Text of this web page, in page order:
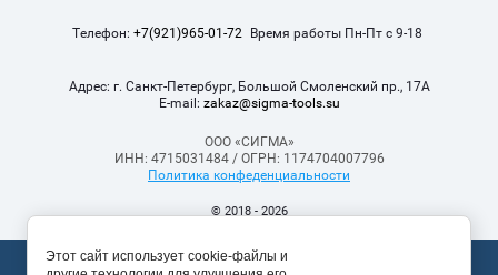
Телефон: +7(921)965-01-72 Время работы Пн-Пт с 9-18
Адрес: г. Санкт-Петербург, Большой Смоленский пр., 17А
Е-mail: zakaz@sigma-tools.su
ООО «СИГМА»
ИНН: 4715031484 / ОГРН: 1174704007796
Политика конфеденциальности
© 2018 - 2026
Мегагрупп.ру
Этот сайт использует cookie-файлы и